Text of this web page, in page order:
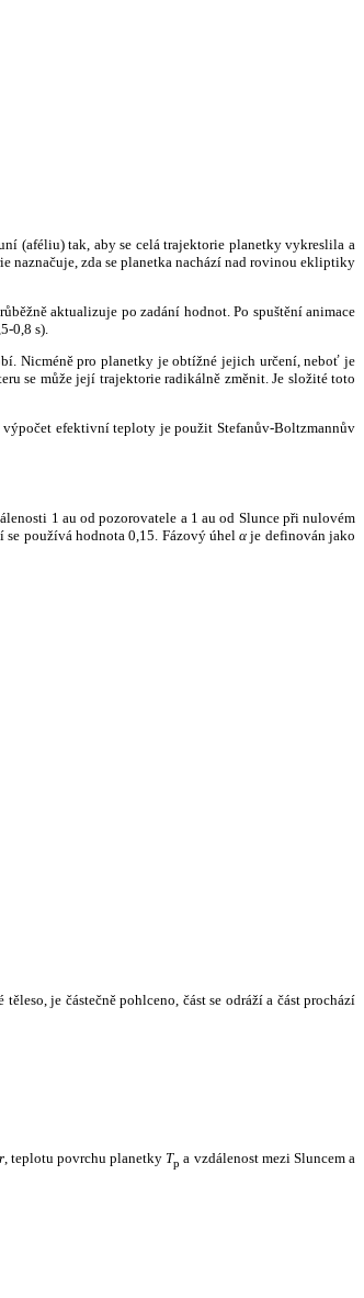
(aféliu) tak, aby se celá trajektorie planetky vykreslila a
naznačuje, zda se planetka nachází nad rovinou ekliptiky
aktualizuje po zadání hodnot. Po spuštění animace
0,8 s).
Nicméně pro planetky je obtížné jejich určení, neboť je
se může její trajektorie radikálně změnit. Je složité toto
výpočet efektivní teploty je použit Stefanův-Boltzmannův
1 au od pozorovatele a 1 au od Slunce při nulovém
se používá hodnota 0,15. Fázový úhelα je definován jako
je částečně pohlceno, část se odráží a část prochází
r, teplotu povrchu planetky Tp a vzdálenost mezi Sluncem a